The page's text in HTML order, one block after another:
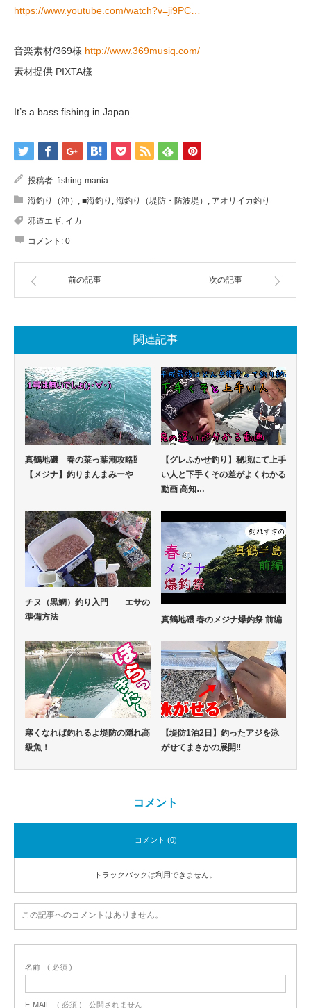
https://www.youtube.com/watch?v=ji9PC…
音楽素材/369様 http://www.369musiq.com/
素材提供 PIXTA様
It’s a bass fishing in Japan
投稿者: fishing-mania
海釣り（沖） , ■海釣り , 海釣り（堤防・防波堤） , アオリイカ釣り
邪道エギ, イカ
コメント: 0
前の記事 次の記事
関連記事
真鶴地磯 春の菜っ葉潮攻略⁉
【メジナ】釣りまんまみーや
【グレふかせ釣り】秘境にて上手
い人と下手くその差がよくわかる
動画 高知…
チヌ（黒鯛）釣り入門 エサの
準備方法
真鶴地磯 春のメジナ爆釣祭 前編
寒くなれば釣れるよ堤防の隠れ高
級魚！
【堤防1泊2日】釣ったアジを泳
がせてまさかの展開‼
コメント
コメント (0)
トラックバックは利用できません。
この記事へのコメントはありません。
名前 ( 必須 )
E-MAIL ( 必須 ) - 公開されません -